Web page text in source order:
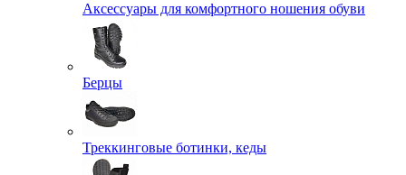
Аксессуары для комфортного ношения обуви
Берцы
Треккинговые ботинки, кеды